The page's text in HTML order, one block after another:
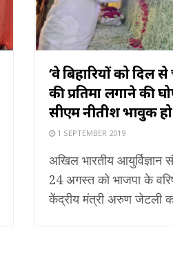
‘वे बिहारियों को दिल
की प्रतिमा लगाने की
सीएम नीतीश भावुक
1 SEPTEMBER 2019
अखिल भारतीय
24 अगस्त को भाजपा के
केंद्रीय मंत्री अरुण जेटली